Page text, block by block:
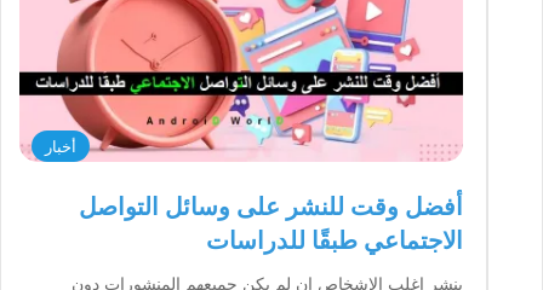
أخبار
أفضل وقت للنشر على وسائل التواصل
الاجتماعي طبقًا للدراسات
ينشر اغلب الاشخاص ان لم يكن جميعهم المنشورات دون